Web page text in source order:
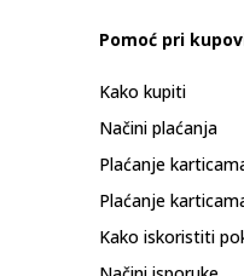
Pomoć pri
Kako kupiti
Načini plaćanja
Plaćanje
Plaćanje
Kako iskoristiti